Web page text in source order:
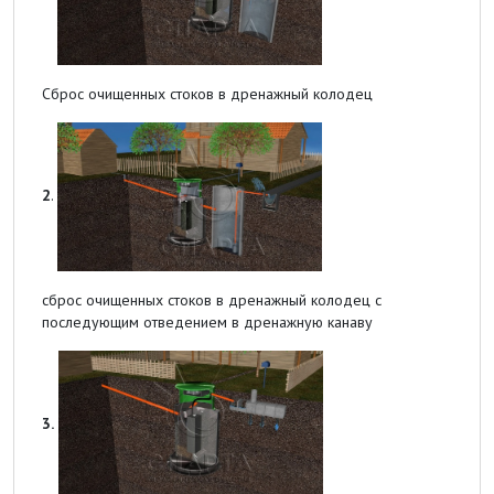
Сброс очищенных стоков в дренажный колодец
2.
сброс очищенных стоков в дренажный колодец с
последующим отведением в дренажную канаву
3.